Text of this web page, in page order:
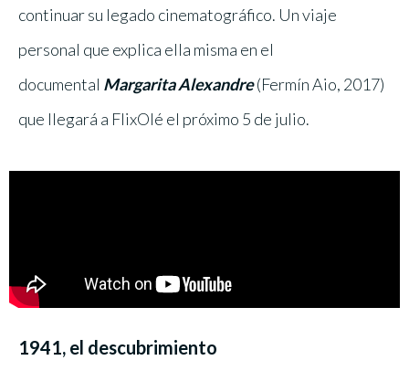
continuar su legado cinematográfico. Un viaje
personal que explica ella misma en el
documental Margarita Alexandre(Fermín Aio, 2017)
que llegará a FlixOlé el próximo 5 de julio.
1941, el descubrimiento